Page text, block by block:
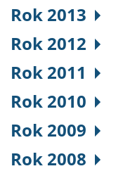
Rok 2013
Rok 2012
Rok 2011
Rok 2010
Rok 2009
Rok 2008